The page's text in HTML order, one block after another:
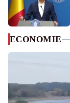
ECONOMIE